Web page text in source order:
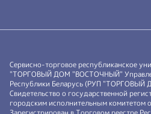
Сервисно-торговое республиканское
"ТОРГОВЫЙ ДОМ "ВОСТОЧНЫЙ"
Республики Беларусь (РУП
Свидетельство о государственной
городским исполнительным комитетом